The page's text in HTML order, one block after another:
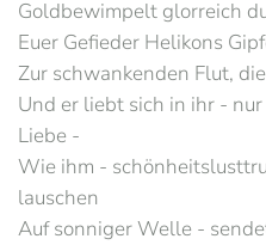
Goldbewimpelt glorreich
Euer Gefieder Helikons
Zur schwankenden Flut,
Und er liebt sich in ihr -
Liebe -
Wie ihm -
lauschen
Auf sonniger Welle -